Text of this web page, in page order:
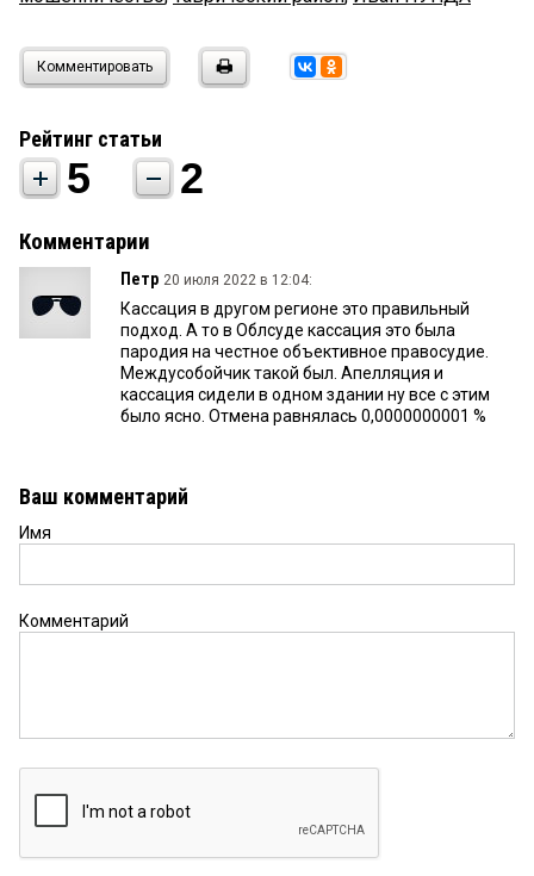
Комментировать
Рейтинг статьи
5 2
Комментарии
Петр 20 июля 2022 в 12:04:
Кассация в другом регионе это правильный
подход. А то в Облсуде кассация это была
пародия на честное объективное правосудие.
Междусобойчик такой был. Апелляция и
кассация сидели в одном здании ну все с этим
было ясно. Отмена равнялась 0,0000000001 %
Ваш комментарий
Имя
Комментарий